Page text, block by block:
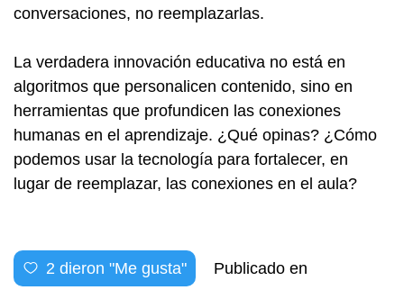
conversaciones, no reemplazarlas.
La verdadera innovación educativa no está en
algoritmos que personalicen contenido, sino en
herramientas que profundicen las conexiones
humanas en el aprendizaje. ¿Qué opinas? ¿Cómo
podemos usar la tecnología para fortalecer, en
lugar de reemplazar, las conexiones en el aula?​​​​​​​​​​​​​​​​
2 dieron "Me gusta" Publicado en